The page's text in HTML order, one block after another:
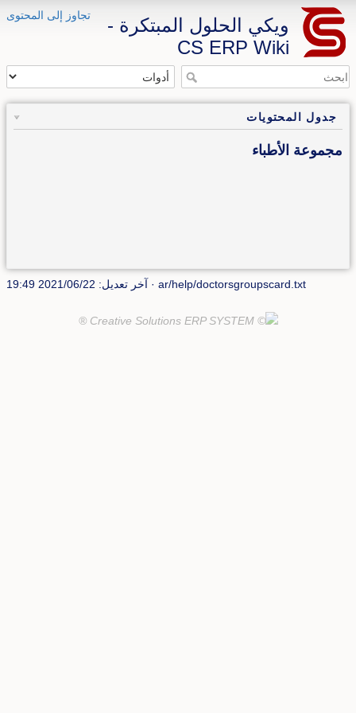
تجاوز إلى المحتوى
ويكي الحلول المبتكرة -
CS ERP Wiki
جدول المحتويات
مجموعة الأطباء
ar/help/doctorsgroupscard.txt · آخر تعديل: 2021/06/22 19:49